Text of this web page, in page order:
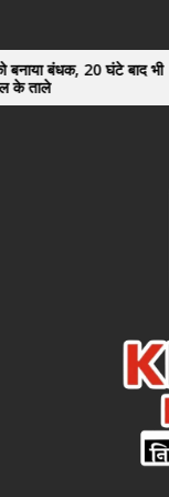
the
content
घंटे बाद भी